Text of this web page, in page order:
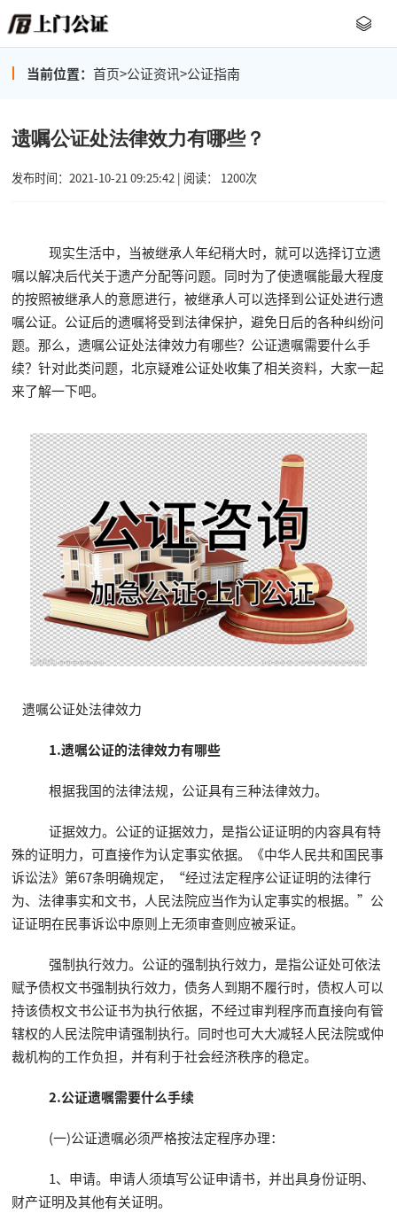
当前位置： 首页>公证资讯>公证指南
遗嘱公证处法律效力有哪些？
发布时间：2021-10-21 09:25:42 | 阅读： 1200次
现实生活中，当被继承人年纪稍大时，就可以选择订立遗
嘱以解决后代关于遗产分配等问题。同时为了使遗嘱能最大程度
的按照被继承人的意愿进行，被继承人可以选择到公证处进行遗
嘱公证。公证后的遗嘱将受到法律保护，避免日后的各种纠纷问
题。那么，遗嘱公证处法律效力有哪些？公证遗嘱需要什么手
续？针对此类问题，北京疑难公证处收集了相关资料，大家一起
来了解一下吧。
遗嘱公证处法律效力
1.遗嘱公证的法律效力有哪些
根据我国的法律法规，公证具有三种法律效力。
证据效力。公证的证据效力，是指公证证明的内容具有特
殊的证明力，可直接作为认定事实依据。《中华人民共和国民事
诉讼法》第67条明确规定，“经过法定程序公证证明的法律行
为、法律事实和文书，人民法院应当作为认定事实的根据。”公
证证明在民事诉讼中原则上无须审查则应被采证。
强制执行效力。公证的强制执行效力，是指公证处可依法
赋予债权文书强制执行效力，债务人到期不履行时，债权人可以
持该债权文书公证书为执行依据，不经过审判程序而直接向有管
辖权的人民法院申请强制执行。同时也可大大减轻人民法院或仲
裁机构的工作负担，并有利于社会经济秩序的稳定。
2.公证遗嘱需要什么手续
(一)公证遗嘱必须严格按法定程序办理：
1、申请。申请人须填写公证申请书，并出具身份证明、
财产证明及其他有关证明。